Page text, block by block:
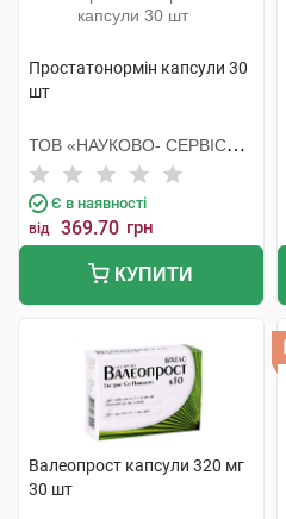
Простатонормін капсули 30
шт
ТОВ «НАУКОВО- СЕРВІСНА
ФІРМА «ОТАВА»
Є в наявності
від 369.70 грн
КУПИТИ
Валеопрост капсули 320 мг
30 шт